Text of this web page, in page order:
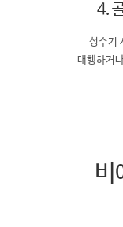
4.
성수기
대행하거
비